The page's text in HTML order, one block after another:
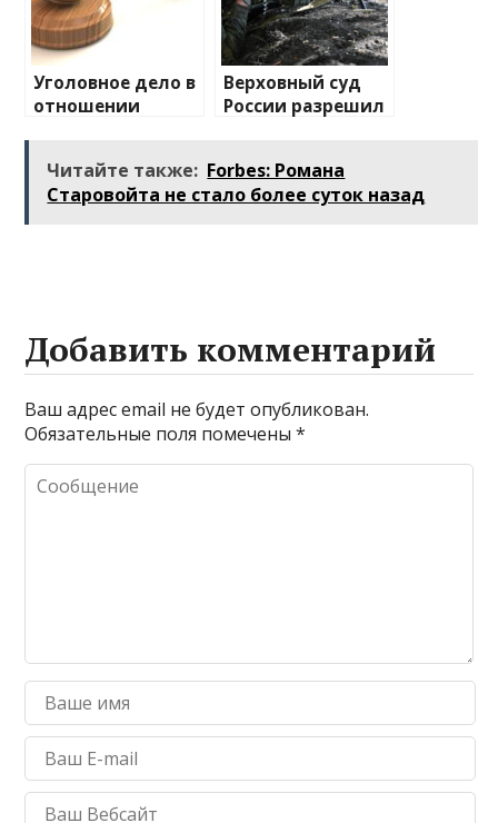
Уголовное дело в
отношении
направили в суд
Верховный суд
России разрешил
армии
Читайте также: Forbes: Романа
Старовойта не стало более суток назад
Добавить комментарий
Ваш адрес email не будет опубликован.
Обязательные поля помечены*